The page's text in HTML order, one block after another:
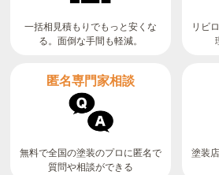
一括相見積もりでもっと安くな
る。面倒な手間も軽減。
リビ
匿名専門家相談
無料で全国の塗装のプロに匿名で
質問や相談ができる
塗装